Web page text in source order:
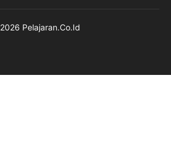
2026 Pelajaran.Co.Id